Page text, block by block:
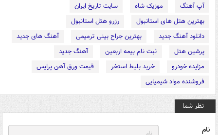
آپ آهنگ موزیک شاه
سایت تاریخ ایران
بهترین هتل های استانبول
رزرو هتل استانبول
دانلود آهنگ جدید
بهترین جراح بینی ترمیمی
آهنگ های جدید
پرشین هتل
ثبت نام بیمه اربعین
آهنگ جدید
مزایده خودرو
خرید بلیط استخر
قیمت ورق آهن پرایس
فروشنده مواد شیمیایی
نظر شما
نام